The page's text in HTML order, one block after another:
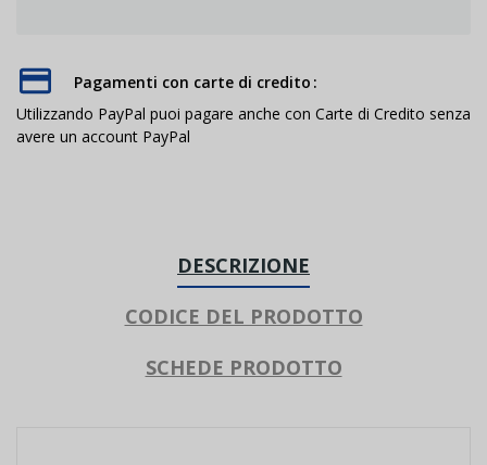
Pagamenti con carte di credito
Utilizzando PayPal puoi pagare anche con Carte di Credito senza
avere un account PayPal
DESCRIZIONE
CODICE DEL PRODOTTO
SCHEDE PRODOTTO